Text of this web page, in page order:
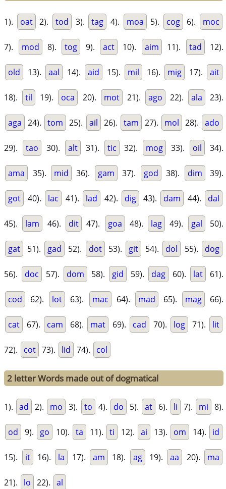
1). oat 2). tod 3). tag 4). moa 5). cog 6). moc
7). mod 8). tog 9). act 10). aim 11). tad 12).
old 13). aal 14). aid 15). mil 16). mig 17). ait
18). til 19). oca 20). mot 21). ago 22). ala 23).
aga 24). tom 25). ail 26). tam 27). mol 28). ado
29). tao 30). alt 31). tic 32). mog 33). oil 34).
ama 35). mid 36). gam 37). god 38). dim 39).
got 40). lac 41). lad 42). dig 43). dam 44). dal
45). lam 46). dit 47). goa 48). lag 49). gal 50).
gat 51). gad 52). dot 53). git 54). dol 55). dog
56). doc 57). dom 58). gid 59). dag 60). lat 61).
cod 62). lot 63). mac 64). mad 65). mag 66).
cat 67). cam 68). mat 69). cad 70). log 71). lit
72). cot 73). lid 74). col
2 letter Words made out of dogmatical
1). ad 2). mo 3). to 4). do 5). at 6). li 7). mi 8).
od 9). go 10). ta 11). ti 12). ai 13). om 14). id
15). it 16). la 17). am 18). ag 19). aa 20). ma
21). lo 22). al